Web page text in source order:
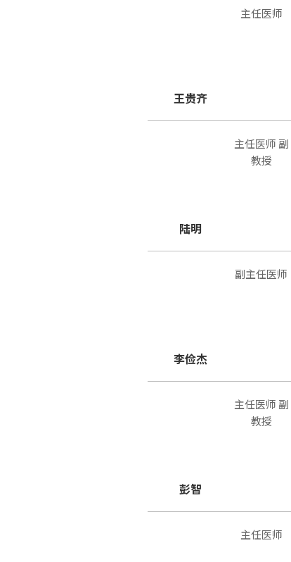
王贵齐
主任医师
陆明
主任医师 副
教授
李俭杰
副主任医师
彭智
主任医师 副
教授
主任医师